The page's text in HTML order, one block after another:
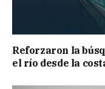
Reforzaron la
el río desde la